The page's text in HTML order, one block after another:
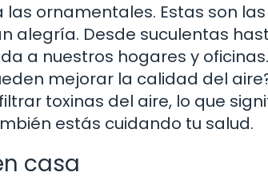
ornamentales. Estas son
alegría. Desde suculentas
a nuestros hogares y
mejorar la calidad del
toxinas del aire, lo que
estás cuidando tu salud.
casa